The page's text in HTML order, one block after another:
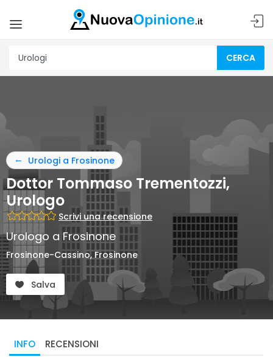
CERCA
Urologi a Frosinone
Dottor Tommaso Trementozzi,
Urologo
Scrivi una recensione
Urologo a Frosinone
Frosinone-Cassino, Frosinone
Salva
INFO RECENSIONI